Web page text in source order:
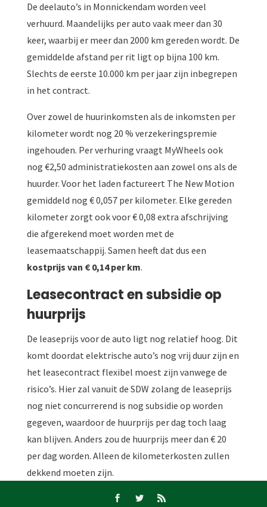
De deelauto’s in Monnickendam worden veel
verhuurd. Maandelijks per auto vaak meer dan 30
keer, waarbij er meer dan 2000 km gereden wordt. De
gemiddelde afstand per rit ligt op bijna 100 km.
Slechts de eerste 10.000 km per jaar zijn inbegrepen
in het contract.
Over zowel de huurinkomsten als de inkomsten per
kilometer wordt nog 20 % verzekeringspremie
ingehouden. Per verhuring vraagt MyWheels ook
nog €2,50 administratiekosten aan zowel ons als de
huurder. Voor het laden factureert The New Motion
gemiddeld nog € 0,057 per kilometer. Elke gereden
kilometer zorgt ook voor € 0,08 extra afschrijving
die afgerekend moet worden met de
leasemaatschappij. Samen heeft dat dus een
kostprijs van € 0,14 per km.
Leasecontract en subsidie op
huurprijs
De leaseprijs voor de auto ligt nog relatief hoog. Dit
komt doordat elektrische auto’s nog vrij duur zijn en
het leasecontract flexibel moest zijn vanwege de
risico’s. Hier zal vanuit de SDW zolang de leaseprijs
nog niet concurrerend is nog subsidie op worden
gegeven, waardoor de huurprijs per dag toch laag
kan blijven. Anders zou de huurprijs meer dan € 20
per dag worden. Alleen de kilometerkosten zullen
dekkend moeten zijn.